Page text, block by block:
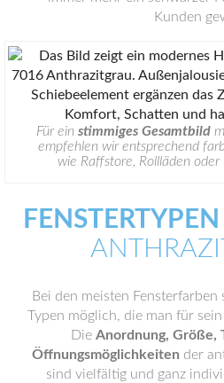
Kunden
Für einstimmiges Gesamtbild
empfehlen wir entsprechend
wie Raffstore, Rollläden oder
FENSTERTYPEN
Bei den meisten
Typen möglich, die man für
Die Anordnung, Größe,
Öffnungsmöglichkeiten der
sind vielfältig und ganz